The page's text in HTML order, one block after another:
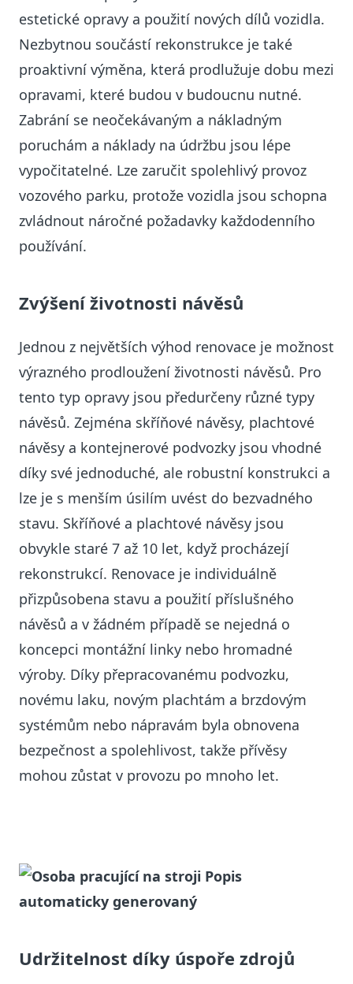
estetické opravy a použití nových dílů vozidla.
Nezbytnou součástí rekonstrukce je také
proaktivní výměna, která prodlužuje dobu mezi
opravami, které budou v budoucnu nutné.
Zabrání se neočekávaným a nákladným
poruchám a náklady na údržbu jsou lépe
vypočitatelné. Lze zaručit spolehlivý provoz
vozového parku, protože vozidla jsou schopna
zvládnout náročné požadavky každodenního
používání.
Zvýšení životnosti návěsů
Jednou z největších výhod renovace je možnost
výrazného prodloužení životnosti návěsů. Pro
tento typ opravy jsou předurčeny různé typy
návěsů. Zejména skříňové návěsy, plachtové
návěsy a kontejnerové podvozky jsou vhodné
díky své jednoduché, ale robustní konstrukci a
lze je s menším úsilím uvést do bezvadného
stavu. Skříňové a plachtové návěsy jsou
obvykle staré 7 až 10 let, když procházejí
rekonstrukcí. Renovace je individuálně
přizpůsobena stavu a použití příslušného
návěsů a v žádném případě se nejedná o
koncepci montážní linky nebo hromadné
výroby. Díky přepracovanému podvozku,
novému laku, novým plachtám a brzdovým
systémům nebo nápravám byla obnovena
bezpečnost a spolehlivost, takže přívěsy
mohou zůstat v provozu po mnoho let.
Udržitelnost díky úspoře zdrojů